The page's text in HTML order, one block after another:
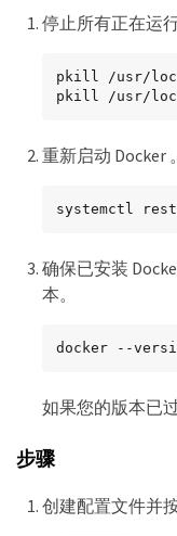
停止所有正在运
pkill /usr/
pkill /usr/
重新启动 Docker 。
systemctl
确保已安装
本。
docker --
如果您的版本已
步骤
创建配置文件并